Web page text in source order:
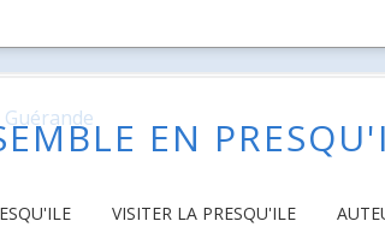
EN
VISITER LA PRESQU'ILE